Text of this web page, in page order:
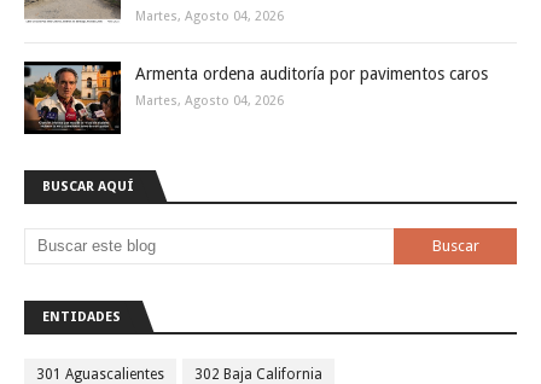
Martes, Agosto 04, 2026
Armenta ordena auditoría por pavimentos caros
Martes, Agosto 04, 2026
BUSCAR AQUÍ
ENTIDADES
301 Aguascalientes 302 Baja California